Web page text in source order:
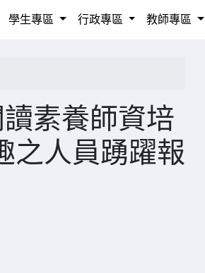
學生專區 行政專區 教師專區
素養師資培
之人員踴躍報